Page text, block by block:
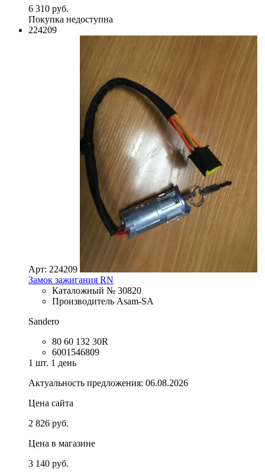
6 310 руб.
Покупка недоступна
224209
Арт: 224209
Замок зажигания RN
Каталожный № 30820
Производитель Asam-SA
Sandero
80 60 132 30R
6001546809
1 шт. 1 день
Актуальность предложения: 06.08.2026
Цена сайта
2 826 руб.
Цена в магазине
3 140 руб.